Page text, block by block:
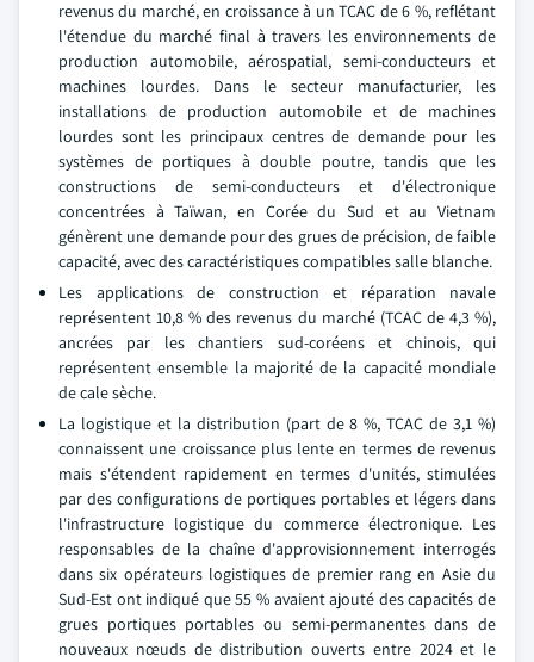
revenus du marché, en croissance à un TCAC de 6 %, reflétant
l'étendue du marché final à travers les environnements de
production automobile, aérospatial, semi-conducteurs et
machines lourdes. Dans le secteur manufacturier, les
installations de production automobile et de machines
lourdes sont les principaux centres de demande pour les
systèmes de portiques à double poutre, tandis que les
constructions de semi-conducteurs et d'électronique
concentrées à Taïwan, en Corée du Sud et au Vietnam
génèrent une demande pour des grues de précision, de faible
capacité, avec des caractéristiques compatibles salle blanche.
Les applications de construction et réparation navale
représentent 10,8 % des revenus du marché (TCAC de 4,3 %),
ancrées par les chantiers sud-coréens et chinois, qui
représentent ensemble la majorité de la capacité mondiale
de cale sèche.
La logistique et la distribution (part de 8 %, TCAC de 3,1 %)
connaissent une croissance plus lente en termes de revenus
mais s'étendent rapidement en termes d'unités, stimulées
par des configurations de portiques portables et légers dans
l'infrastructure logistique du commerce électronique. Les
responsables de la chaîne d'approvisionnement interrogés
dans six opérateurs logistiques de premier rang en Asie du
Sud-Est ont indiqué que 55 % avaient ajouté des capacités de
grues portiques portables ou semi-permanentes dans de
nouveaux nœuds de distribution ouverts entre 2024 et le